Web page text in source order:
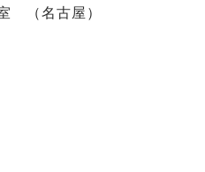
（名古屋）